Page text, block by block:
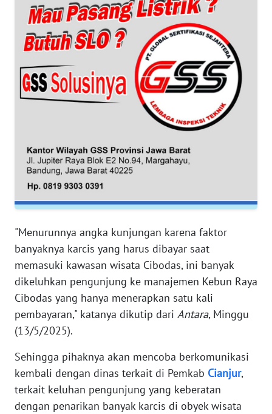
"Menurunnya angka kunjungan karena faktor
banyaknya karcis yang harus dibayar saat
memasuki kawasan wisata Cibodas, ini banyak
dikeluhkan pengunjung ke manajemen Kebun Raya
Cibodas yang hanya menerapkan satu kali
pembayaran," katanya dikutip dari Antara, Minggu
(13/5/2025).
Sehingga pihaknya akan mencoba berkomunikasi
kembali dengan dinas terkait di Pemkab Cianjur,
terkait keluhan pengunjung yang keberatan
dengan penarikan banyak karcis di obyek wisata
WN
PAPUA
WN
PAPUA
BARAT
WN
SERAMBI
JAMBI
WN
NTB
SULTENG
WN
SULBAR